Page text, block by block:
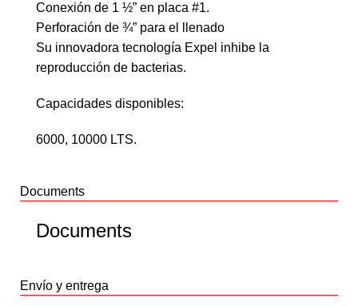
Conexión de 1 ½” en placa #1.
Perforación de ¾” para el llenado
Su innovadora tecnología Expel inhibe la
reproducción de bacterias.
Capacidades disponibles:
6000, 10000 LTS.
Documents
Documents
Envío y entrega